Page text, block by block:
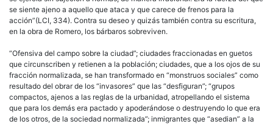
se siente ajeno a aquello que ataca y que carece de frenos para la
acción”(LCI, 334). Contra su deseo y quizás también contra su escritura,
en la obra de Romero, los bárbaros sobreviven.
“Ofensiva del campo sobre la ciudad”; ciudades fraccionadas en guetos
que circunscriben y retienen a la población; ciudades, que a los ojos de su
fracción normalizada, se han transformado en “monstruos sociales” como
resultado del obrar de los “invasores” que las “desfiguran”; “grupos
compactos, ajenos a las reglas de la urbanidad, atropellando el sistema
que para los demás era pactado y apoderándose o destruyendo lo que era
de los otros, de la sociedad normalizada”; inmigrantes que “asedian” a la